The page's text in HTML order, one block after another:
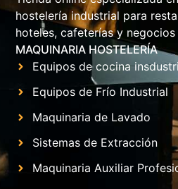
hostelería industrial para
hoteles, cafeterías y
MAQUINARIA HOSTELERÍA
Equipos de cocina
Equipos de Frío Industrial
Maquinaria de Lavado
Sistemas de Extracción
Maquinaria Auxiliar